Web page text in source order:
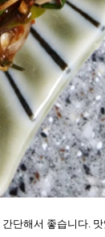
단해서 좋습니다.